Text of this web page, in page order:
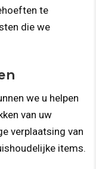
te
die we
we u helpen
van uw
verplaatsing van
items.